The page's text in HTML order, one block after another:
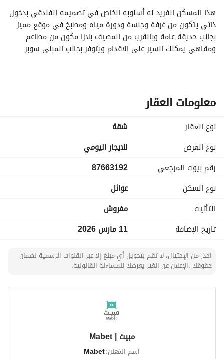
معلومات العقار
نوع العقار
شقة
نوع العرض
للايجار اليومي
رقم بيوت المرجعي
87663192
نوع السكن
عوائل
التأثيث
مفروش
تاريخ الإضافة
11 مارس 2026
احذر من الإحتيال، لا تقم بتحويل أي مبلغ إلا عبر القنوات الرسمية لضمان
حقوقك .الإعلان عن الغير يعرضك للمساءلة القانونية.
مبيت | Mabet
اسم المُعلن:Mabet